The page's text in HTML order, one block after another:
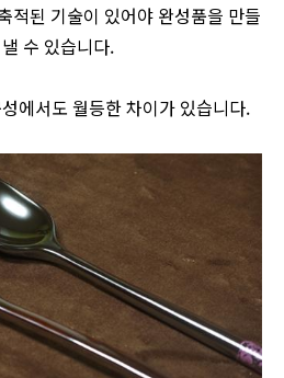
적된 기술이 있어야 완성품을 만들
수 있습니다.
에서도 월등한 차이가 있습니다.